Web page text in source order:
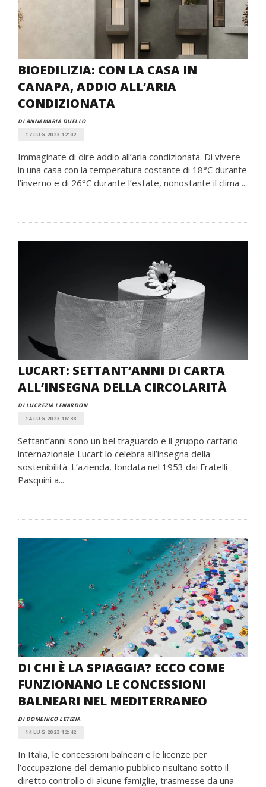
BIOEDILIZIA: CON LA CASA IN
CANAPA, ADDIO ALL’ARIA
CONDIZIONATA
DI ANNAMARIA DUELLO
17 LUG 2023 12:02
Immaginate di dire addio all’aria condizionata. Di vivere
in una casa con la temperatura costante di 18°C durante
l’inverno e di 26°C durante l’estate, nonostante il clima ...
LUCART: SETTANT’ANNI DI CARTA
ALL’INSEGNA DELLA CIRCOLARITÀ
DI LUCREZIA LENARDON
14 LUG 2023 16:38
Settant’anni sono un bel traguardo e il gruppo cartario
internazionale Lucart lo celebra all’insegna della
sostenibilità. L’azienda, fondata nel 1953 dai Fratelli
Pasquini a...
DI CHI È LA SPIAGGIA? ECCO COME
FUNZIONANO LE CONCESSIONI
BALNEARI NEL MEDITERRANEO
DI DOMENICO LETIZIA
14 LUG 2023 12:42
In Italia, le concessioni balneari e le licenze per
l’occupazione del demanio pubblico risultano sotto il
diretto controllo di alcune famiglie, trasmesse da una